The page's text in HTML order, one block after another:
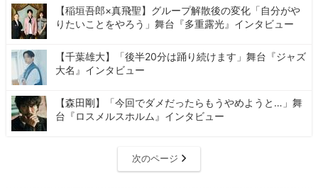
【稲垣吾郎×真飛聖】グループ解散後の変化「自分がや
りたいことをやろう」舞台『多重露光』インタビュー
【千葉雄大】「後半20分は踊り続けます」舞台『ジャズ
大名』インタビュー
【森田剛】「今回でダメだったらもうやめようと…」舞
台『ロスメルスホルム』インタビュー
次のページ